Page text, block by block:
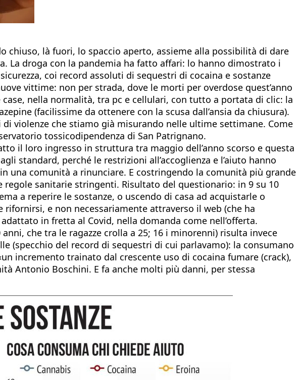
là fuori, lo spaccio aperto, assieme alla possibilità di dare
La droga con la pandemia ha fatto affari: lo hanno dimostrato i
coi record assoluti di sequestri di cocaina e sostanze
vittime: non per strada, dove le morti per overdose quest’anno
nella normalità, tra pc e cellulari, con tutto a portata di clic: la
(facilissime da ottenere con la scusa dall’ansia da chiusura).
violenze che stiamo già misurando nelle ultime settimane. Come
tossicodipendenza di San Patrignano.
il loro ingresso in struttura tra maggio dell’anno scorso e questa
standard, perché le restrizioni all’accoglienza e l’aiuto hanno
una comunità a rinunciare. E costringendo la comunità più grande
sanitarie stringenti. Risultato del questionario: in 9 su 10
a reperire le sostanze, o uscendo di casa ad acquistarle o
e non necessariamente attraverso il web (che ha
in fretta al Covid, nella domanda come nell’offerta.
che tra le ragazze crolla a 25; 16 i minorenni) risulta invece
(specchio del record di sequestri di cui parlavamo): la consumano
incremento trainato dal crescente uso di cocaina fumare (crack),
Antonio Boschini. E fa anche molti più danni, per stessa